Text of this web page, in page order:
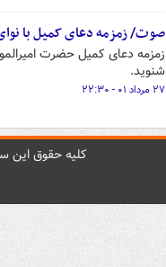
صوت/ زمزمه دعای کمیل با
زمزمه دعای کمیل حضرت
شنوید.
۲۷ مرداد ۰۱ - ۲۲:۳۰
کليه حقوق اين